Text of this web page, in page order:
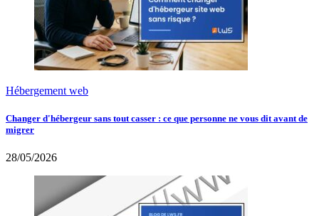
Hébergement web
Changer d'hébergeur sans tout casser : ce que personne ne vous dit avant de
migrer
28/05/2026